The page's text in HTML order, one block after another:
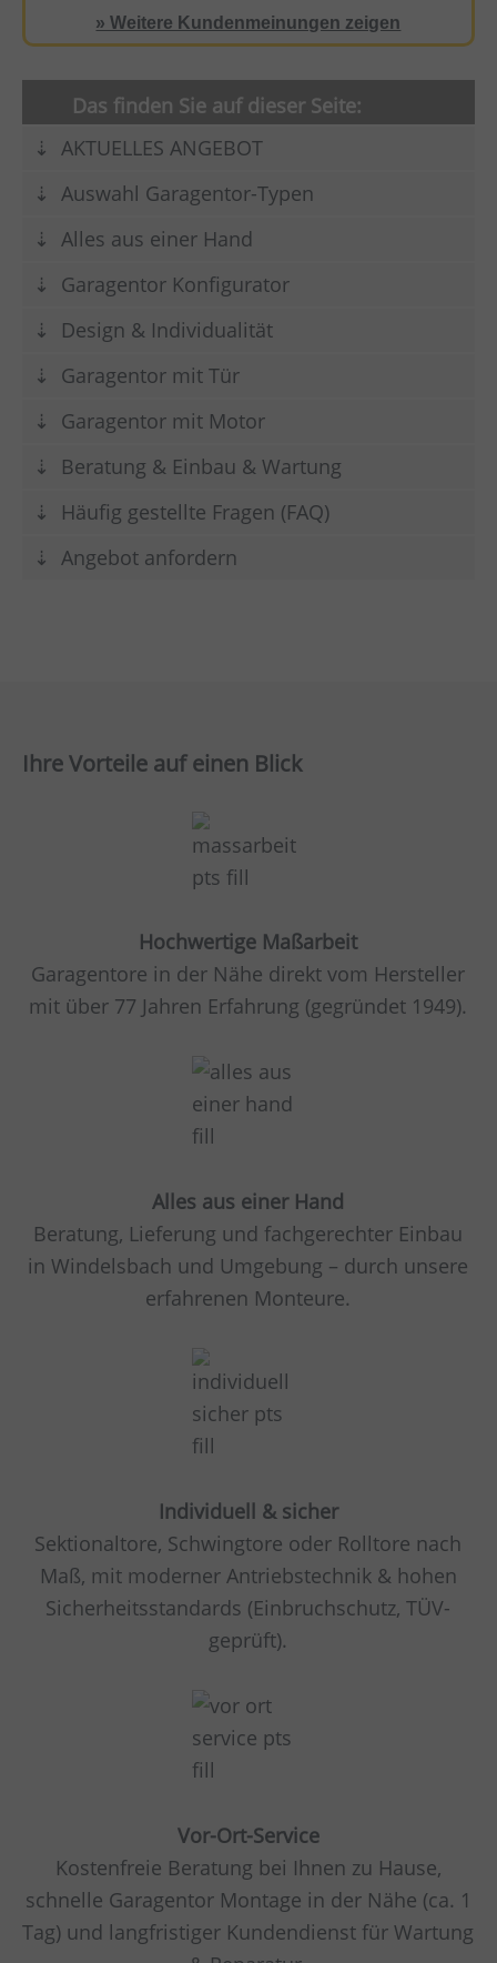
» Weitere Kundenmeinungen zeigen
Das finden Sie auf dieser Seite:
AKTUELLES ANGEBOT
Auswahl Garagentor-Typen
Alles aus einer Hand
Garagentor Konfigurator
Design & Individualität
Garagentor mit Tür
Garagentor mit Motor
Beratung & Einbau & Wartung
Häufig gestellte Fragen (FAQ)
Angebot anfordern
Ihre Vorteile auf einen Blick
Hochwertige Maßarbeit
Garagentore in der Nähe direkt vom Hersteller
mit über 77 Jahren Erfahrung (gegründet 1949).
Alles aus einer Hand
Beratung, Lieferung und fachgerechter Einbau
in Windelsbach und Umgebung – durch unsere
erfahrenen Monteure.
Individuell & sicher
Sektionaltore, Schwingtore oder Rolltore nach
Maß, mit moderner Antriebstechnik & hohen
Sicherheitsstandards (Einbruchschutz, TÜV-
geprüft).
Vor-Ort-Service
Kostenfreie Beratung bei Ihnen zu Hause,
schnelle Garagentor Montage in der Nähe (ca. 1
Tag) und langfristiger Kundendienst für Wartung